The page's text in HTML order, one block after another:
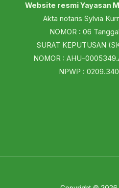
Website resmi Yayasan
Akta notaris Sylvia
NOMOR : 06
SURAT KEPUTUSAN
NOMOR : AHU-
NPWP :